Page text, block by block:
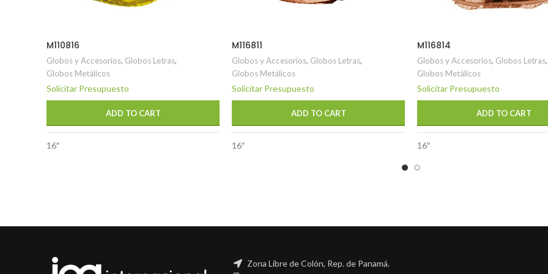
M110816
Globos y Accesorios, Globos Letras,
Globos Metálicos
Solicitar Presupuesto
ADD TO CART
16″
M116811
Globos y Accesorios, Globos Letras,
Globos Metálicos
Solicitar Presupuesto
ADD TO CART
16″
M116814
Globos y Accesorios, Globos Letras,
Globos Metálicos
Solicitar Presupuesto
ADD TO CART
16″
Zona Libre de Colón, Rep. de Panamá.